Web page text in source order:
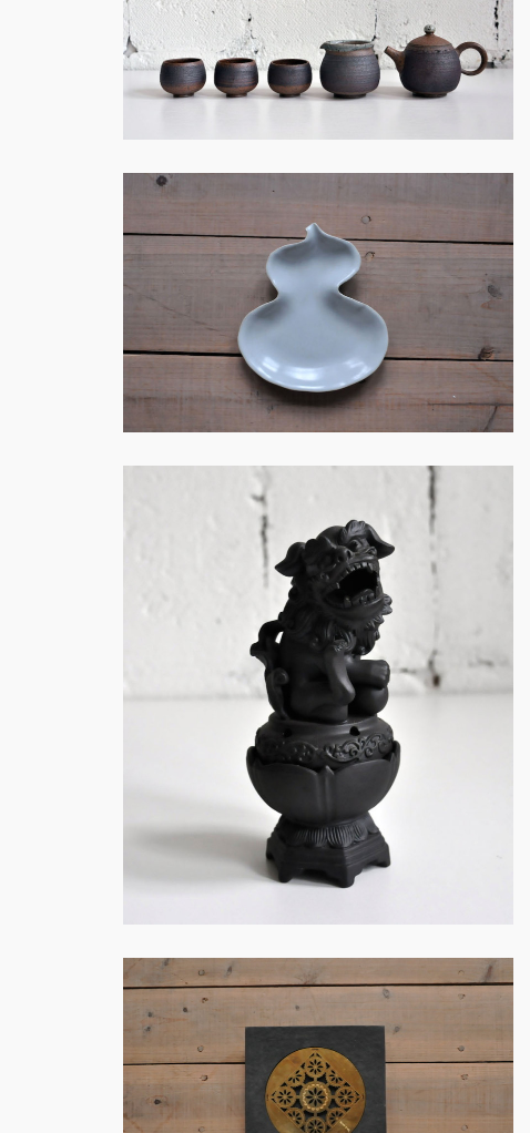
土・創作－S003
火・創作－F010
火・創作－F007
火・創作－F003